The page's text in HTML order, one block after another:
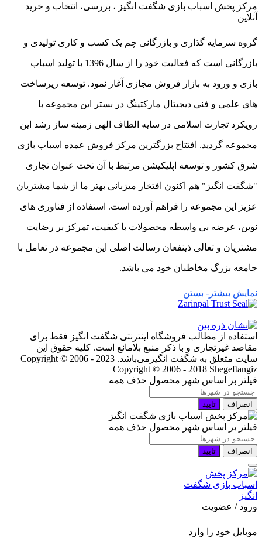
مرکز پخش اسباب بازی شگفت انگیز ، بررسی، انتخاب و خرید
آنلاین
گروه سرمایه گذاری و بازرگانی چم یک کسب و کاری تولیدی و
بازرگانی است که فعالیت خود را از سال 1396 با تولید اسباب
بازی و ورود به بازار فروش مجازی آغاز نمود. توسعه زیرساخت
های علمی و فنی دیجیتال مارکتینگ در بستر این مجموعه با
رویکرد تجارت اسلامی در سایه الطاف الهی زمینه ساز رشد این
مجموعه گردید. افتتاح بزرگترین مرکز فروش عمده اسباب بازی
شرق کشور و توسعه اپلیکیشن مرتبط با آن تحت عنوان تجاری
"شگفت انگیز" هم اکنون افتخار میزبانی بهتر ما از شما مشتریان
عزیز این مجموعه را فراهم آورده است. استفاده از فناوری های
نوین، عرضه بی واسطه محصولات با کیفیت، تمرکز بر رضایت
مشتریان و تعالی ذینفعان رسالت اصلی این مجموعه در تعامل با
جامعه بزرگ مخاطبان خود می باشد.
نمایش بیشتر - بستن
استفاده از مطالب فروشگاه اینترنتی شگفت انگیز فقط برای
مقاصد غیرتجاری و با ذکر منبع بلامانع است. کلیه حقوق این
سایت متعلق به شگفت انگیزمی‌باشد. Copyright © 2006 - 2023
Copyright © 2006 - 2018 Shegeftangiz
فیلتر بر اساس شهر محصول حذف همه
انصراف تایید
فیلتر بر اساس شهر محصول حذف همه
انصراف تایید
ورود / عضویت
موبایل خود را وارد